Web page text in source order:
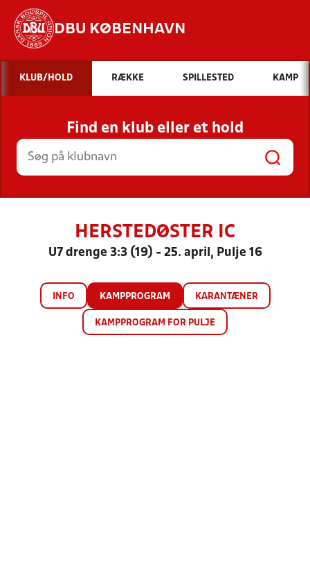
DBU KØBENHAVN
Hvad vil du søge efter?
INDHOLD OG NYHEDER
STILLINGER, RESULTATER, KLUBBER OG
HOLD
KLUB/HOLD RÆKKE SPILLESTED KAMP
Find en klub eller et hold
HERSTEDØSTER IC
U7 drenge 3:3 (19) - 25. april, Pulje 16
INFO KAMPPROGRAM KARANTÆNER
KAMPPROGRAM FOR PULJE